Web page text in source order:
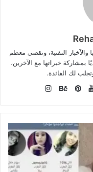
والآخبار التقنية، وتقضي معظم
بمشاركة خبراتها مع الآخرين،
لك الفائدة.